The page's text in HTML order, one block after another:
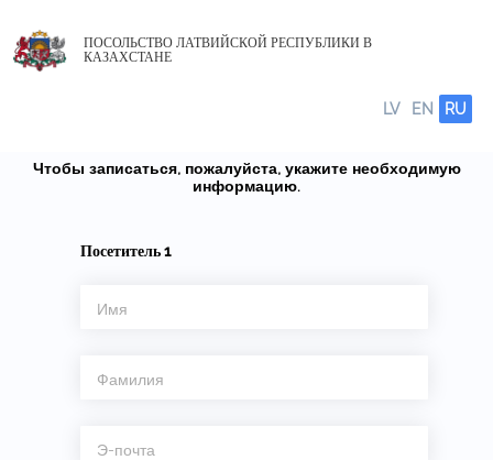
ПОСОЛЬСТВО ЛАТВИЙСКОЙ РЕСПУБЛИКИ В
КАЗАХСТАНЕ
LV EN RU
Чтобы записаться, пожалуйста, укажите необходимую
информацию.
Посетитель1
Имя
Фамилия
Э-почта